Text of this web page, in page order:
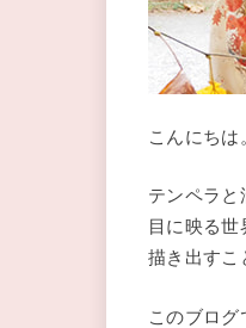
こんにちは
テンペラと
目に映る
描き出すこ
このブログ